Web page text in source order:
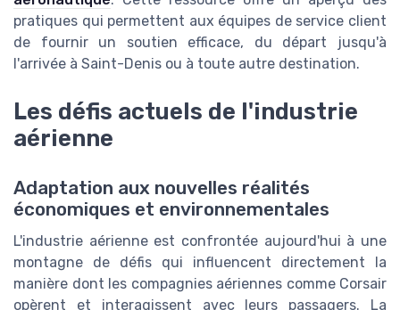
pratiques qui permettent aux équipes de service client
de fournir un soutien efficace, du départ jusqu'à
l'arrivée à Saint-Denis ou à toute autre destination.
Les défis actuels de l'industrie
aérienne
Adaptation aux nouvelles réalités
économiques et environnementales
L'industrie aérienne est confrontée aujourd'hui à une
montagne de défis qui influencent directement la
manière dont les compagnies aériennes comme Corsair
opèrent et interagissent avec leurs passagers. La